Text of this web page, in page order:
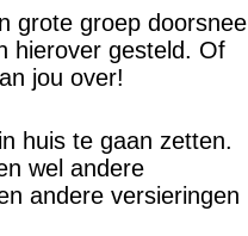
grote groep doorsnee
hierover gesteld. Of
jou over!
huis te gaan zetten.
wel andere
andere versieringen